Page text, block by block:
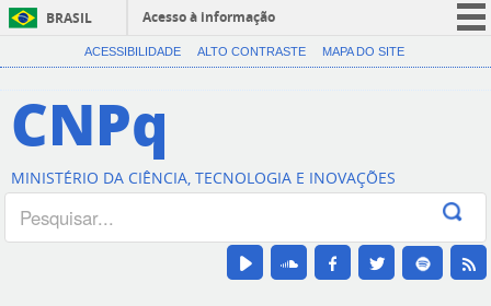
BRASIL
Acesso à informação
CORONAVÍRUS (COVID-19)
Canais
ACESSIBILIDADE ALTO CONTRASTE MAPA DO SITE
CNPq
MINISTÉRIO DA CIÊNCIA, TECNOLOGIA E INOVAÇÕES